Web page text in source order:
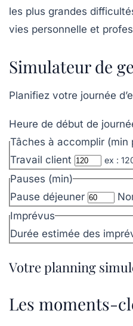
les plus grandes
vies personnelle et
Simulateur de
Planifiez votre journée
Heure de début de
Tâches à accomplir (min
Travail client
ex :
Pauses (min)
Pause déjeuner
Imprévus
Durée estimée des
Votre planning
Les moments-